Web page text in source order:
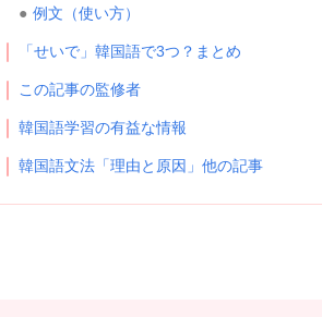
例文（使い方）
「せいで」韓国語で3つ？まとめ
この記事の監修者
韓国語学習の有益な情報
韓国語文法「理由と原因」他の記事